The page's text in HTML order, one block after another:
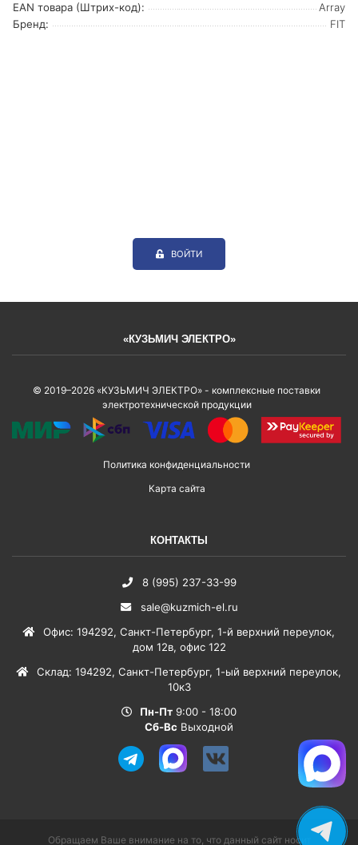
EAN товара (Штрих-код):
Array
Бренд:
FIT
ВОЙТИ
«КУЗЬМИЧ ЭЛЕКТРО»
© 2019–2026 «КУЗЬМИЧ ЭЛЕКТРО» - комплексные поставки
электротехнической продукции
Политика конфиденциальности
Карта сайта
КОНТАКТЫ
8 (995) 237-33-99
sale@kuzmich-el.ru
Офис: 194292, Санкт-Петербург, 1-й верхний переулок,
дом 12в, офис 122
Склад: 194292, Санкт-Петербург, 1-ый верхний переулок,
10к3
Пн-Пт 9:00 - 18:00
Сб-Вс Выходной
Обращаем Ваше внимание на то, что данный сайт носит